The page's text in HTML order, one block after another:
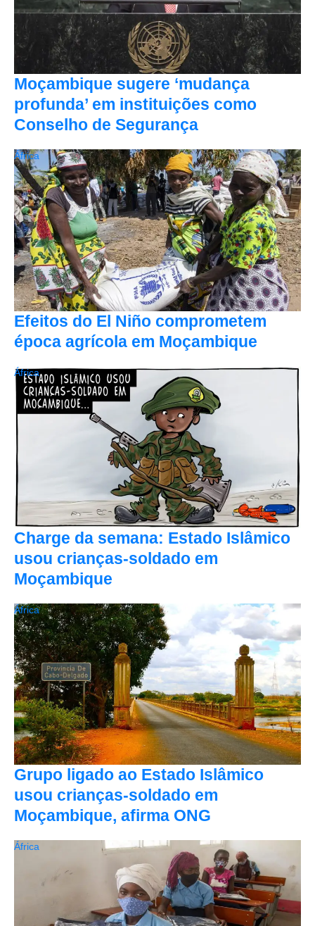
Moçambique sugere ‘mudança
profunda’ em instituições como
Conselho de Segurança
Efeitos do El Niño comprometem
época agrícola em Moçambique
África
Charge da semana: Estado Islâmico
usou crianças-soldado em
Moçambique
África
Grupo ligado ao Estado Islâmico
usou crianças-soldado em
Moçambique, afirma ONG
África
África